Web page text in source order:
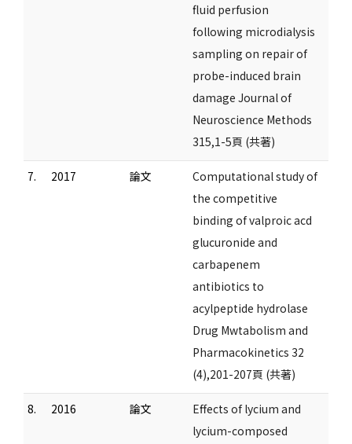
fluid perfusion
following microdialysis
sampling on repair of
probe-induced brain
damage Journal of
Neuroscience Methods
315,1-5頁 (共著)
7. 2017 論文
Computational study of
the competitive
binding of valproic acd
glucuronide and
carbapenem
antibiotics to
acylpeptide hydrolase
Drug Mwtabolism and
Pharmacokinetics 32
(4),201-207頁 (共著)
8. 2016 論文
Effects of lycium and
lycium-composed